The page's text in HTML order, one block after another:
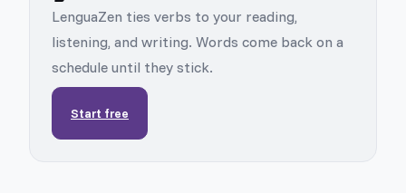
LenguaZen ties verbs to your reading,
listening, and writing. Words come back on a
schedule until they stick.
Start free